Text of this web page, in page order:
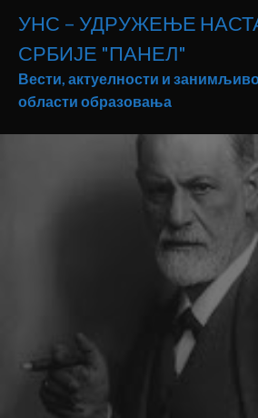
content
УНС – УДРУЖЕЊЕ
СРБИЈЕ "ПАНЕЛ"
Вести, актуелности и
области образовања